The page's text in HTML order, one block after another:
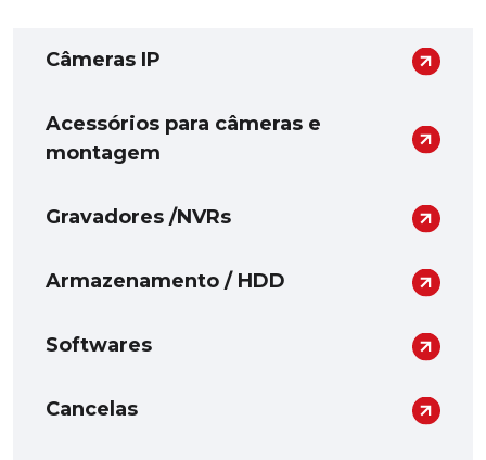
Câmeras IP
Acessórios para câmeras e
montagem
Gravadores /NVRs
Armazenamento / HDD
Softwares
Cancelas